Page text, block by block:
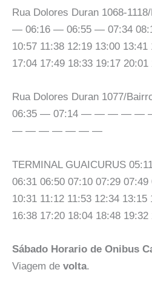
Rua Dolores Duran 1068-
— 06:16 — 06:55 — 07:34
10:57 11:38 12:19 13:00
17:04 17:49 18:33 19:17 20:01
Rua Dolores Duran 1077/
06:35 — 07:14 — — — —
— — — — — — —
TERMINAL GUAICURUS
06:31 06:50 07:10 07:29
10:31 11:12 11:53 12:34
16:38 17:20 18:04 18:48 19:32
Sábado Horario de Onibus
Viagem de volta.